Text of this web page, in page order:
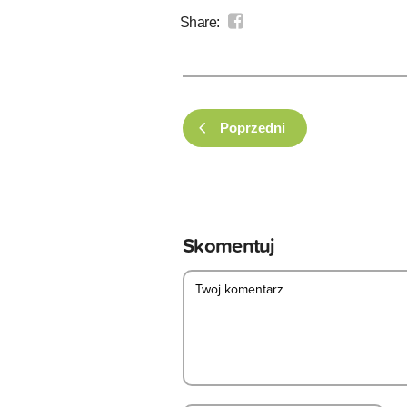
Share:
Poprzedni
Skomentuj